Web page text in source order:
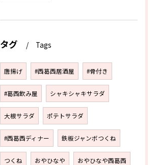
タグ Tags
唐揚げ #西葛西居酒屋 #骨付き
#葛西飲み屋 シャキシャキサラダ
大根サラダ ポテトサラダ
#西葛西ディナー 鉄板ジャンボつくね
つくね おやひなや おやひなや西葛西